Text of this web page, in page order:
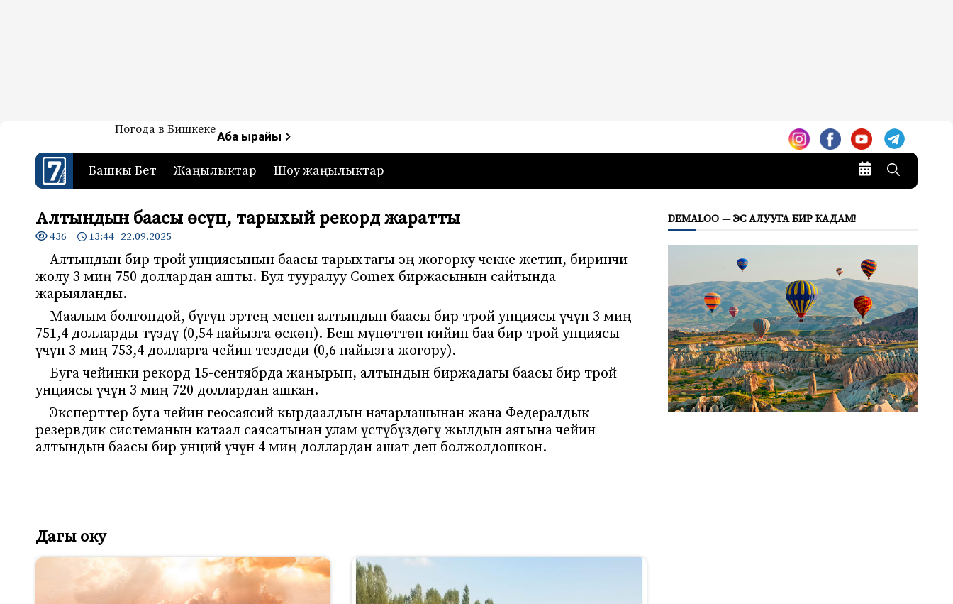
7-канал. Жаңылыктар — Кыргызстан
Жаңылыктар — Кыргызстан
Погода в БишкекеАба ырайы
Башкы Бет Жаңылыктар Шоу жаңылыктар
Алтындын баасы өсүп, тарыхый рекорд жаратты
436 13:44 22.09.2025
Алтындын бир трой унциясынын баасы тарыхтагы эң жогорку чекке жетип, биринчи
жолу 3 миң 750 доллардан ашты. Бул тууралуу Comex биржасынын сайтында
жарыяланды.
Маалым болгондой, бүгүн эртең менен алтындын баасы бир трой унциясы үчүн 3 миң
751,4 долларды түздү (0,54 пайызга өскөн). Беш мүнөттөн кийин баа бир трой унциясы
үчүн 3 миң 753,4 долларга чейин тездеди (0,6 пайызга жогору).
Буга чейинки рекорд 15-сентябрда жаңырып, алтындын биржадагы баасы бир трой
унциясы үчүн 3 миң 720 доллардан ашкан.
Эксперттер буга чейин геосаясий кырдаалдын начарлашынан жана Федералдык
резервдик системанын катаал саясатынан улам үстүбүздөгү жылдын аягына чейин
алтындын баасы бир унций үчүн 4 миң доллардан ашат деп болжолдошкон.
Дагы оку
DEMALOO — ЭС АЛУУГА БИР КАДАМ!